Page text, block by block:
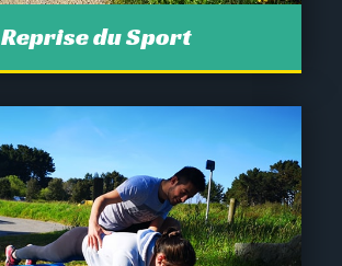
Reprise du Sport